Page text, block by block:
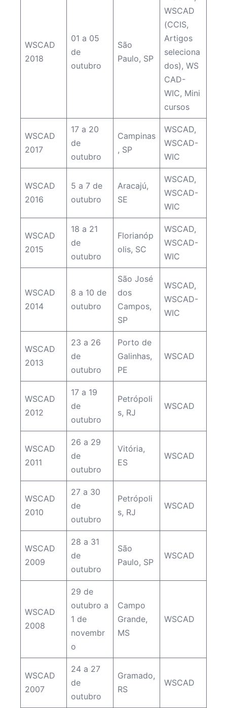
WSCAD
2018
01 a 05
de
outubro
São
Paulo, SP
WSCAD
(CCIS,
Artigos
seleciona
dos), WS
CAD-
WIC, Mini
cursos
WSCAD
2017
17 a 20
de
outubro
Campinas
, SP
WSCAD,
WSCAD-
WIC
WSCAD
2016
5 a 7 de
outubro
Aracajú,
SE
WSCAD,
WSCAD-
WIC
WSCAD
2015
18 a 21
de
outubro
Florianóp
olis, SC
WSCAD,
WSCAD-
WIC
WSCAD
2014
8 a 10 de
outubro
São José
dos
Campos,
SP
WSCAD,
WSCAD-
WIC
WSCAD
2013
23 a 26
de
outubro
Porto de
Galinhas,
PE
WSCAD
WSCAD
2012
17 a 19
de
outubro
Petrópoli
s, RJ
WSCAD
WSCAD
2011
26 a 29
de
outubro
Vitória,
ES
WSCAD
WSCAD
2010
27 a 30
de
outubro
Petrópoli
s, RJ
WSCAD
WSCAD
2009
28 a 31
de
outubro
São
Paulo, SP
WSCAD
WSCAD
2008
29 de
outubro a
1 de
novembr
o
Campo
Grande,
MS
WSCAD
WSCAD
2007
24 a 27
de
outubro
Gramado,
RS
WSCAD